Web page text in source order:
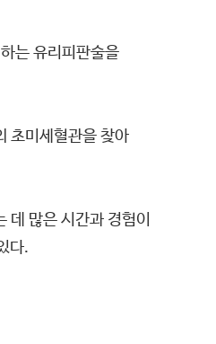
는 유리피판술을
초미세혈관을 찾아
많은 시간과 경험이
다.